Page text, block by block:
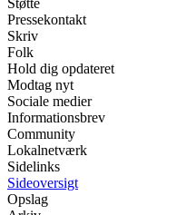
Støtte
Pressekontakt
Skriv
Folk
Hold dig opdateret
Modtag nyt
Sociale medier
Informationsbrev
Community
Lokalnetværk
Sidelinks
Sideoversigt
Opslag